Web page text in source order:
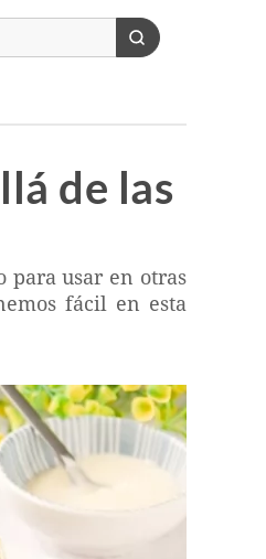
de las
para usar en otras
fácil en esta